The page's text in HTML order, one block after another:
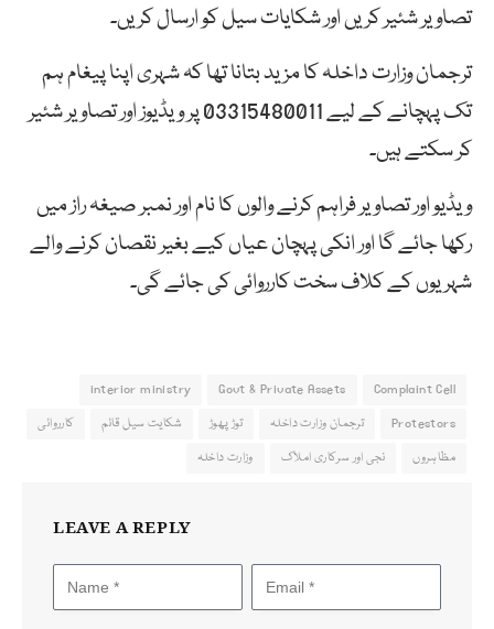
تصاویر شئیر کریں اور شکایات سیل کو ارسال کریں۔
ترجمان وزارت داخلہ کا مزید بتانا تھا کہ شہری اپنا پیغام ہم
تک پہچانے کے لیے 03315480011 پر ویڈیوز اور تصاویر شئیر
کر سکتے ہیں۔
ویڈیو اور تصاویر فراہم کرنے والوں کا نام اور نمبر صیغہ راز میں
رکھا جائے گا اور انکی پہچان عیاں کیے بغیر نقصان کرنے والے
شہریوں کے کلاف سخت کارروائی کی جائے گی۔
Complaint Cell
Govt & Private Assets
interior ministry
Protestors
ترجمان وزارت داخلہ توڑ پھوڑ شکایت سیل قائم
کارروائی
مظاہروں
نجی اور سرکاری املاک وزارت داخلہ
LEAVE A REPLY